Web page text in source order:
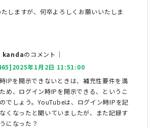
しますが、何卒よろしくお願いいたしま
kandaのコメント｜
年1月2日 11:51:00
IPを開示できないときは、補充性要件を満
め、ログイン時IPを開示できる、というこ
でしょう。YouTubeは、ログイン時IPを記
くなったと聞いていましたが、また記録す
になった？